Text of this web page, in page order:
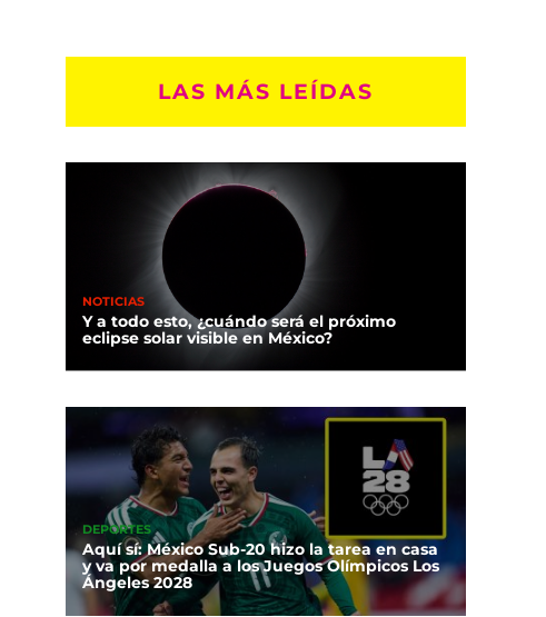
LAS MÁS LEÍDAS
NOTICIAS
Y a todo esto, ¿cuándo será el próximo
eclipse solar visible en México?
DEPORTES
Aquí sí: México Sub-20 hizo la tarea en casa
y va por medalla a los Juegos Olímpicos Los
Ángeles 2028